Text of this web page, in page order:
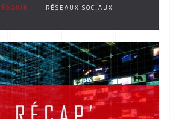
:
RÉSEAUX SOCIAUX